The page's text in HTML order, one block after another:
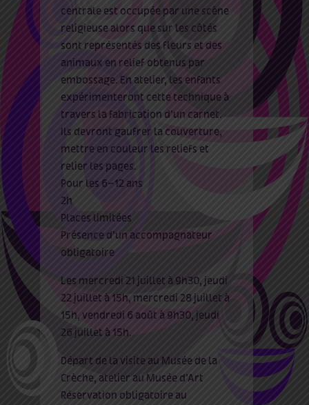
centrale est occupée par une scène
religieuse alors que sur les côtés
sont représentés des fleurs et des
animaux en relief obtenus par
embossage. En atelier, les enfants
expérimenteront cette technique à
travers la fabrication d’un carnet.
Ils devront gaufrer la couverture,
mettre en couleur les reliefs et
relier les pages.
Pour les 6-12 ans
2h
Places limitées
Présence d’un accompagnateur
obligatoire
Les mercredi 21 juillet à 9h30, jeudi
22 juillet à 15h, mercredi 28 juillet à
15h, vendredi 6 août à 9h30, jeudi
26 juillet à 15h.
Départ de la visite au Musée de la
Crèche, atelier au Musée d’Art
Réservation obligatoire au